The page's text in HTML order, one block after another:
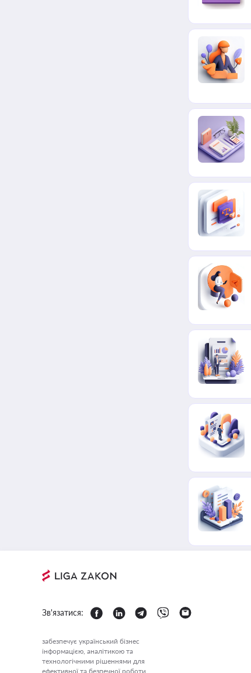
Зв'язатися:
забезпечує український бізнес
інформацією, аналітикою та
технологічними рішеннями для
ефективної та безпечної роботи.